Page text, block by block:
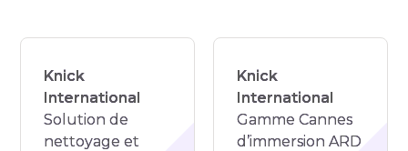
Knick
International
Solution de
nettoyage et
Knick
International
Gamme Cannes
d’immersion ARD